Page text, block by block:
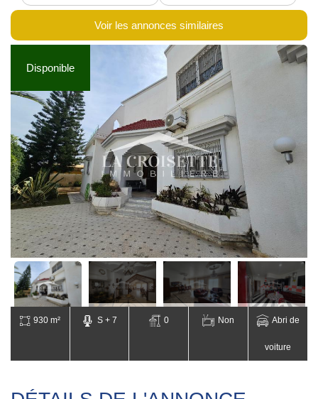
Voir les annonces similaires
Disponible
930 m² S + 7 0 Non Abri de
voiture